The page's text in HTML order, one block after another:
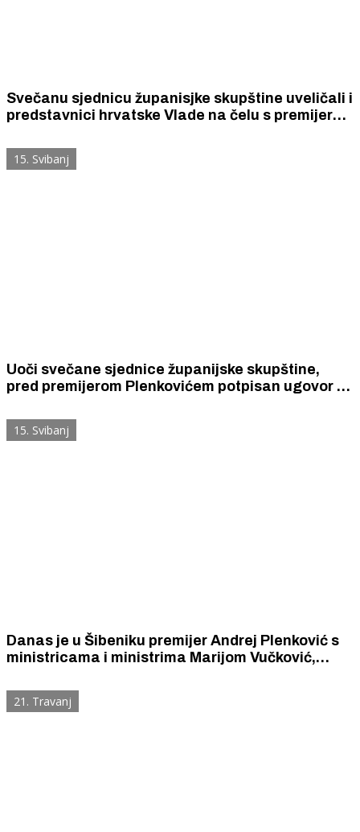
Svečanu sjednicu županisjke skupštine uveličali i
predstavnici hrvatske Vlade na čelu s premijerom
15. Svibanj
Uoči svečane sjednice županijske skupštine,
pred premijerom Plenkovićem potpisan ugovor za
15. Svibanj
Danas je u Šibeniku premijer Andrej Plenković s
ministricama i ministrima Marijom Vučković,
Habijanom i Tončijem Glavinom
21. Travanj